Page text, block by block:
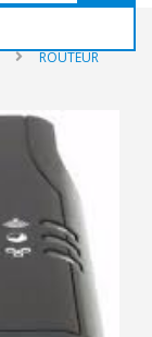
ROUTEUR